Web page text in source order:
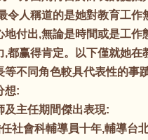
令人稱道的是她對教育工作
地付出,無論是時間或是工作
,都赢得肯定。以下僅就她在
等不同角色較具代表性的事
想:
主任期間傑出表現:
社會科輔導員十年,輔導台